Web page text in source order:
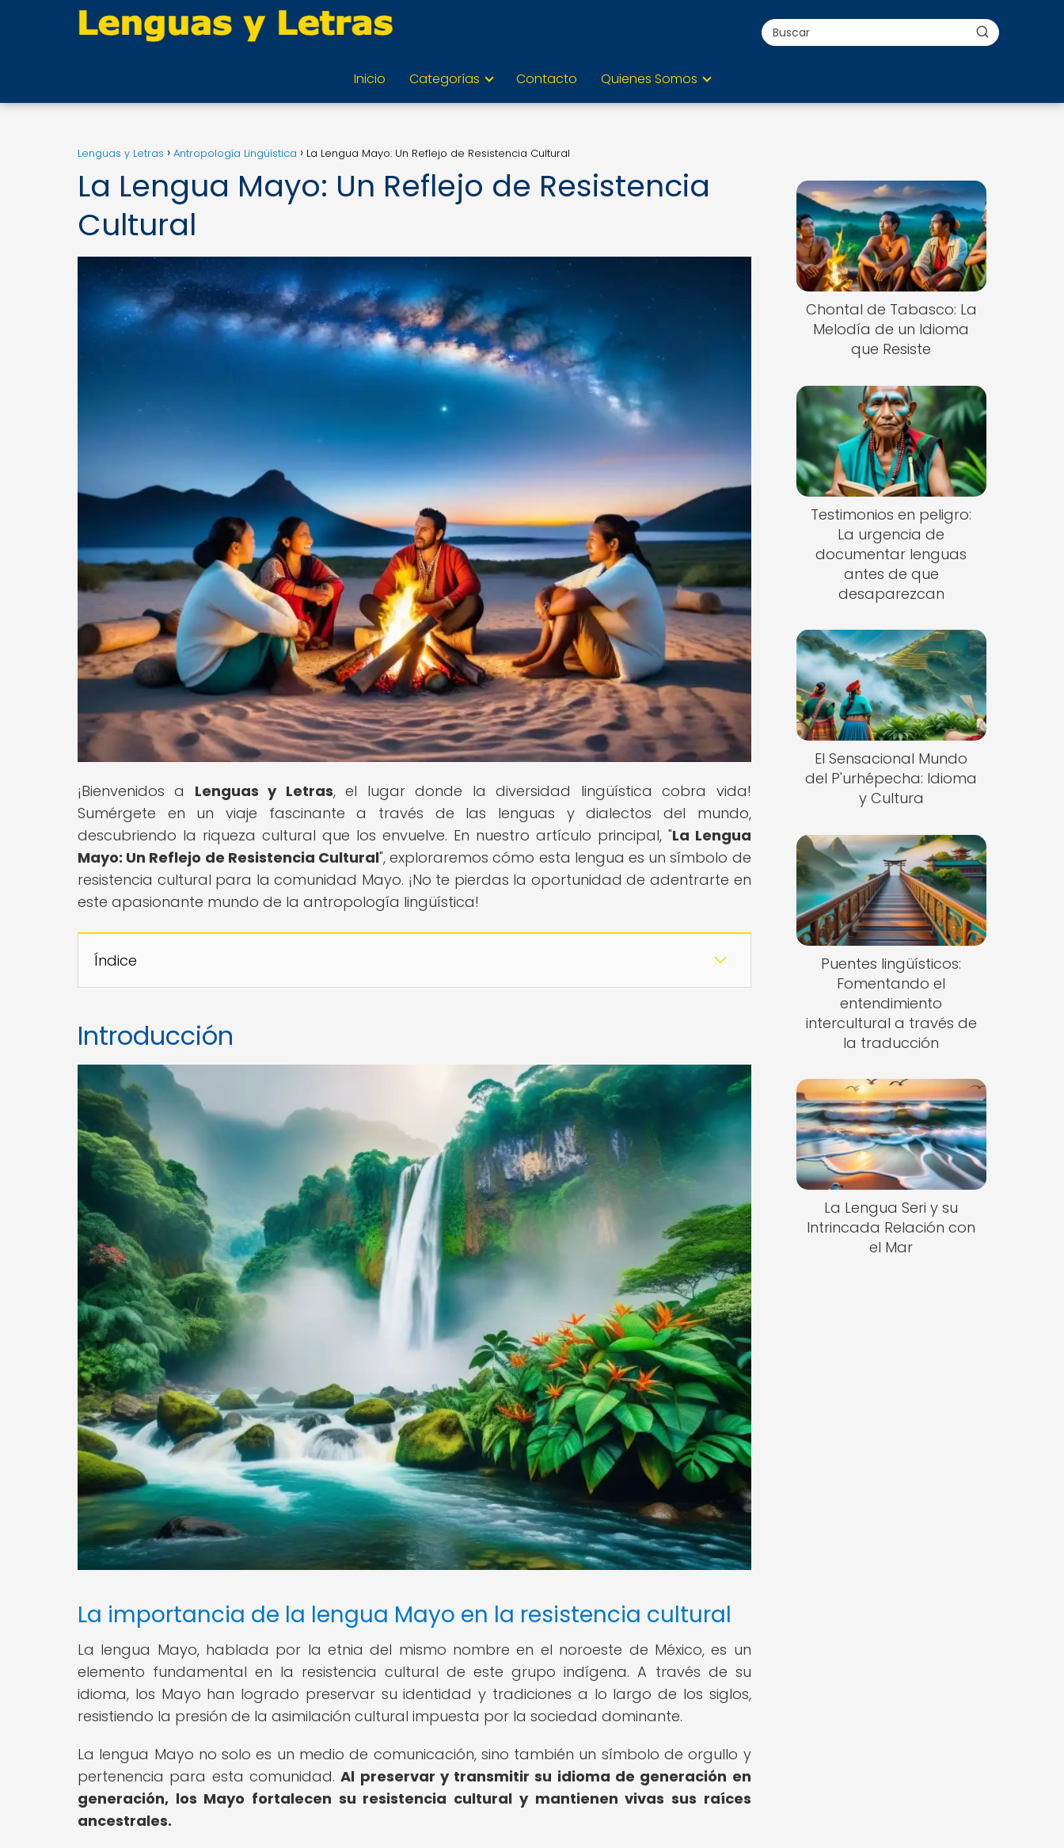
Inicio Categorías Contacto Quienes Somos
Lenguas y Letras Antropología Lingüística La Lengua Mayo: Un Reflejo de Resistencia Cultural
La Lengua Mayo: Un Reflejo de Resistencia
Cultural
¡Bienvenidos a Lenguas y Letras, el lugar donde la diversidad lingüística cobra vida!
Sumérgete en un viaje fascinante a través de las lenguas y dialectos del mundo,
descubriendo la riqueza cultural que los envuelve. En nuestro artículo principal, "La Lengua
Mayo: Un Reflejo de Resistencia Cultural", exploraremos cómo esta lengua es un símbolo de
resistencia cultural para la comunidad Mayo. ¡No te pierdas la oportunidad de adentrarte en
este apasionante mundo de la antropología lingüística!
Índice
Introducción
La importancia de la lengua Mayo en la resistencia cultural
La lengua Mayo, hablada por la etnia del mismo nombre en el noroeste de México, es un
elemento fundamental en la resistencia cultural de este grupo indígena. A través de su
idioma, los Mayo han logrado preservar su identidad y tradiciones a lo largo de los siglos,
resistiendo la presión de la asimilación cultural impuesta por la sociedad dominante.
La lengua Mayo no solo es un medio de comunicación, sino también un símbolo de orgullo y
pertenencia para esta comunidad.Al preservar y transmitir su idioma de generación en
generación, los Mayo fortalecen su resistencia cultural y mantienen vivas sus raíces
ancestrales.
Chontal de Tabasco: La
Melodía de un Idioma
que Resiste
Testimonios en peligro:
La urgencia de
documentar lenguas
antes de que
desaparezcan
El Sensacional Mundo
del P'urhépecha: Idioma
y Cultura
Puentes lingüísticos:
Fomentando el
entendimiento
intercultural a través de
la traducción
La Lengua Seri y su
Intrincada Relación con
el Mar